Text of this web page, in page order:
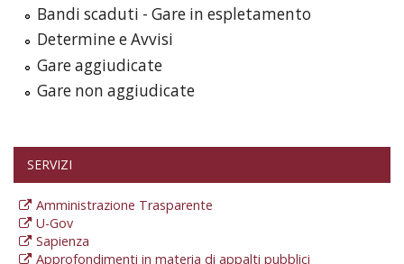
Bandi scaduti - Gare in espletamento
Determine e Avvisi
Gare aggiudicate
Gare non aggiudicate
SERVIZI
Amministrazione Trasparente
U-Gov
Sapienza
Approfondimenti in materia di appalti pubblici